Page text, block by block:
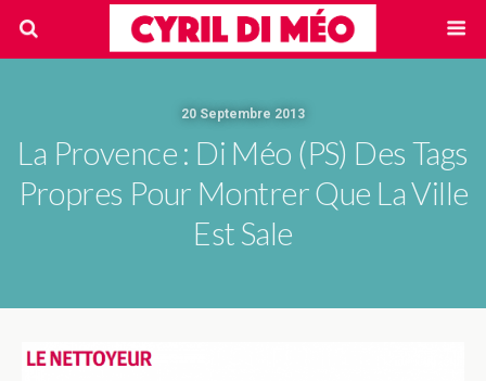
20 Septembre 2013
La Provence : Di Méo (PS) Des Tags
Propres Pour Montrer Que La Ville
Est Sale